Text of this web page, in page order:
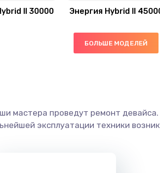
II 30000 Энергия Hybrid II
БОЛЬШЕ МОДЕЛЕЙ
мастера проведут ремонт
эксплуатации техники